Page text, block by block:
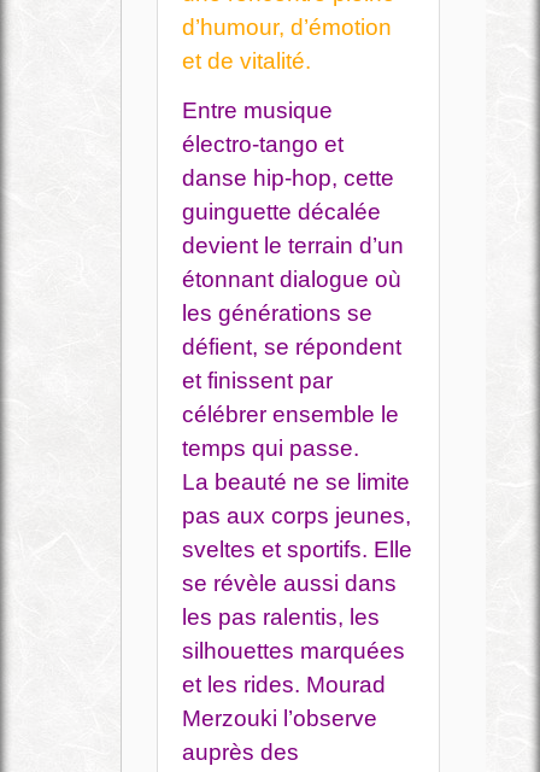
d’humour, d’émotion
et de vitalité.
Entre musique
électro-tango et
danse hip-hop, cette
guinguette décalée
devient le terrain d’un
étonnant dialogue où
les générations se
défient, se répondent
et finissent par
célébrer ensemble le
temps qui passe.
La beauté ne se limite
pas aux corps jeunes,
sveltes et sportifs. Elle
se révèle aussi dans
les pas ralentis, les
silhouettes marquées
et les rides. Mourad
Merzouki l’observe
auprès des